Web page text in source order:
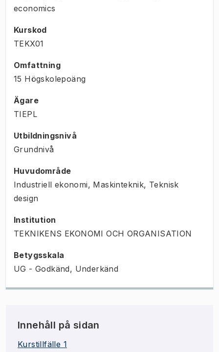
economics
Kurskod
TEKX01
Omfattning
15 Högskolepoäng
Ägare
TIEPL
Utbildningsnivå
Grundnivå
Huvudområde
Industriell ekonomi, Maskinteknik, Teknisk
design
Institution
TEKNIKENS EKONOMI OCH ORGANISATION
Betygsskala
UG - Godkänd, Underkänd
Innehåll på sidan
Kurstillfälle 1